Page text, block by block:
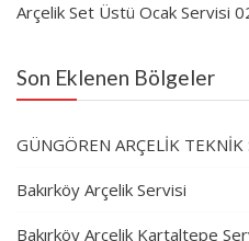
Arçelik Set Üstü Ocak Servisi
Son Eklenen Bölgeler
GÜNGÖREN ARÇELİK TEKNİK
Bakırköy Arçelik Servisi
Bakırköy Arçelik Kartaltepe